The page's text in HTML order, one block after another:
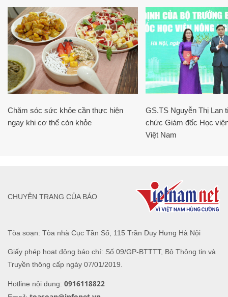
Chăm sóc sức khỏe cần thực hiện
ngay khi cơ thể còn khỏe
GS.TS Nguyễn Thị Lan
chức Giám đốc Học
Việt Nam
Tòa soạn: Tòa nhà Cục Tần Số, 115 Trần Duy Hưng Hà Nội
Giấy phép hoạt động báo chí: Số 09/GP-BTTTT, Bộ Thông tin và
Truyền thông cấp ngày 07/01/2019.
Hotline nội dung: 0916118822
CHUYÊN TRANG CỦA BÁO